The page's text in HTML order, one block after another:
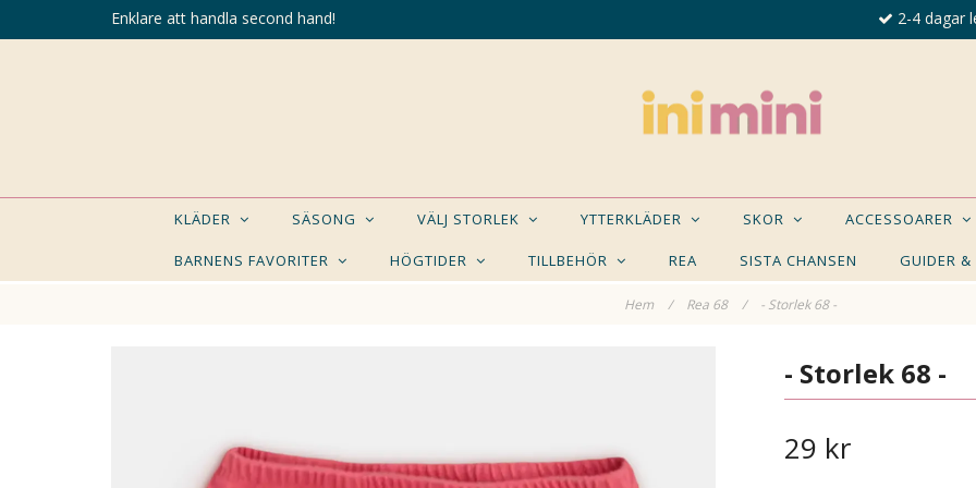
Enklare att handla second hand! 2-4 dagar
KLÄDER SÄSONG VÄLJ STORLEK YTTERKLÄDER SKOR ACCESSOARER
BARNENS FAVORITER HÖGTIDER TILLBEHÖR REA SISTA CHANSEN GUIDER &
Hem / Rea 68 / - Storlek 68 -
KANSKE NÅGON AV DESSA PRODUKTER KAN- Storlek 68 -
29 kr